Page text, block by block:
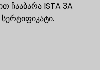
ჩააბარა ISTA 3A